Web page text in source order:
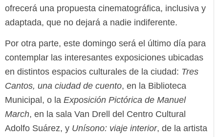
ofrecerá una propuesta cinematográfica, inclusiva y
adaptada, que no dejará a nadie indiferente.
Por otra parte, este domingo será el último día para
contemplar las interesantes exposiciones ubicadas
en distintos espacios culturales de la ciudad: Tres
Cantos, una ciudad de cuento, en la Biblioteca
Municipal, o la Exposición Pictórica de Manuel
March, en la sala Van Drell del Centro Cultural
Adolfo Suárez, y Unísono: viaje interior, de la artista